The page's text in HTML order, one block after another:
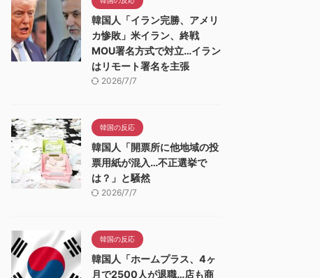
韓国人「イラン完勝、アメリ
カ惨敗」米イラン、終戦
MOU署名方式で対立…イラン
はリモート署名を主張
2026/7/7
韓国の反応
韓国人「開票所に他地域の投
票用紙が混入…不正選挙で
は？」と騒然
2026/7/7
韓国の反応
韓国人「ホームプラス、4ヶ
月で2500人が退職…店も商